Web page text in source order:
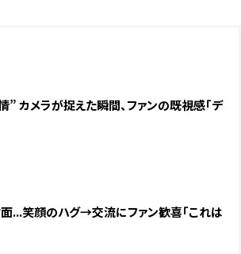
カメラが捉えた瞬間、ファンの既視感「デ
...笑顔のハグ→交流にファン歓喜「これは